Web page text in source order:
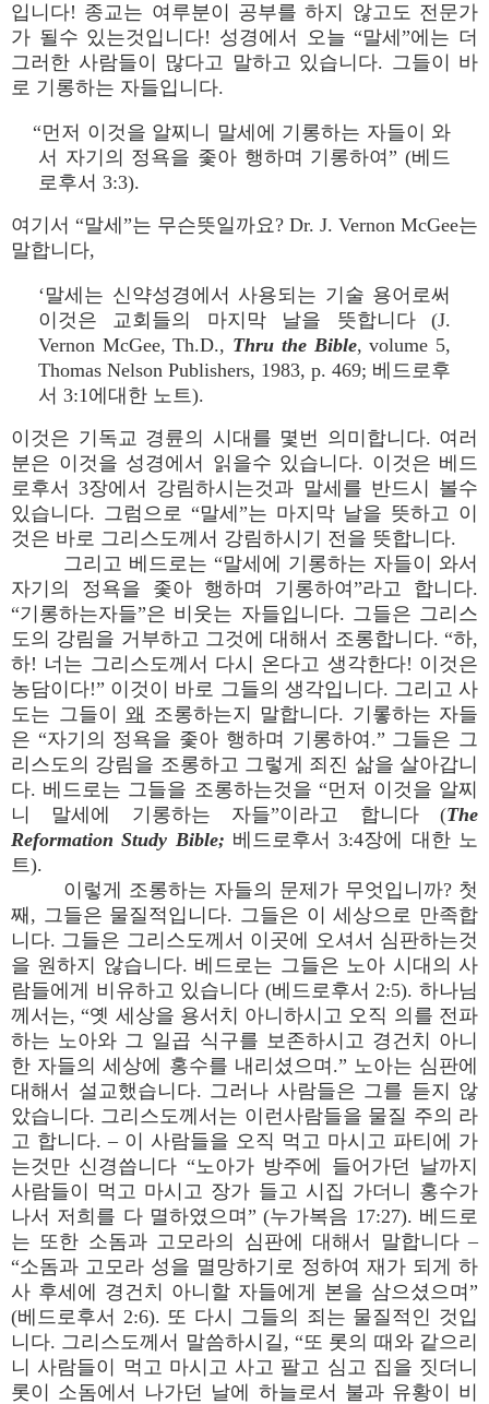
입니다! 종교는 여루분이 공부를 하지 않고도 전문가
가 될수 있는것입니다! 성경에서 오늘 “말세”에는 더
그러한 사람들이 많다고 말하고 있습니다. 그들이 바
로 기롱하는 자들입니다.
“먼저 이것을 알찌니 말세에 기롱하는 자들이 와
서 자기의 정욕을 좇아 행하며 기롱하여” (베드
로후서 3:3).
여기서 “말세”는 무슨뜻일까요? Dr. J. Vernon McGee는
말합니다,
‘말세는 신약성경에서 사용되는 기술 용어로써
이것은 교회들의 마지막 날을 뜻합니다 (J.
Vernon McGee, Th.D., Thru the Bible, volume 5,
Thomas Nelson Publishers, 1983, p. 469; 베드로후
서 3:1에대한 노트).
이것은 기독교 경륜의 시대를 몇번 의미합니다. 여러
분은 이것을 성경에서 읽을수 있습니다. 이것은 베드
로후서 3장에서 강림하시는것과 말세를 반드시 볼수
있습니다. 그럼으로 “말세”는 마지막 날을 뜻하고 이
것은 바로 그리스도께서 강림하시기 전을 뜻합니다.
그리고 베드로는 “말세에 기롱하는 자들이 와서
자기의 정욕을 좇아 행하며 기롱하여”라고 합니다.
“기롱하는자들”은 비웃는 자들입니다. 그들은 그리스
도의 강림을 거부하고 그것에 대해서 조롱합니다. “하,
하! 너는 그리스도께서 다시 온다고 생각한다! 이것은
농담이다!” 이것이 바로 그들의 생각입니다. 그리고 사
도는 그들이 왜
조롱하는지 말합니다. 기롷하는 자들
은 “자기의 정욕을 좇아 행하며 기롱하여.” 그들은 그
리스도의 강림을 조롱하고 그렇게 죄진 삶을 살아갑니
다. 베드로는 그들을 조롱하는것을 “먼저 이것을 알찌
니 말세에 기롱하는 자들”이라고 합니다 (The
Reformation Study Bible; 베드로후서 3:4장에 대한 노
트).
이렇게 조롱하는 자들의 문제가 무엇입니까? 첫
째, 그들은 물질적입니다. 그들은 이 세상으로 만족합
니다. 그들은 그리스도께서 이곳에 오셔서 심판하는것
을 원하지 않습니다. 베드로는 그들은 노아 시대의 사
람들에게 비유하고 있습니다 (베드로후서 2:5). 하나님
께서는, “옛 세상을 용서치 아니하시고 오직 의를 전파
하는 노아와 그 일곱 식구를 보존하시고 경건치 아니
한 자들의 세상에 홍수를 내리셨으며.” 노아는 심판에
대해서 설교했습니다. 그러나 사람들은 그를 듣지 않
았습니다. 그리스도께서는 이런사람들을 물질 주의 라
고 합니다. – 이 사람들을 오직 먹고 마시고 파티에 가
는것만 신경씁니다 “노아가 방주에 들어가던 날까지
사람들이 먹고 마시고 장가 들고 시집 가더니 홍수가
나서 저희를 다 멸하였으며” (누가복음 17:27). 베드로
는 또한 소돔과 고모라의 심판에 대해서 말합니다 –
“소돔과 고모라 성을 멸망하기로 정하여 재가 되게 하
사 후세에 경건치 아니할 자들에게 본을 삼으셨으며”
(베드로후서 2:6). 또 다시 그들의 죄는 물질적인 것입
니다. 그리스도께서 말씀하시길, “또 롯의 때와 같으리
니 사람들이 먹고 마시고 사고 팔고 심고 집을 짓더니
롯이 소돔에서 나가던 날에 하늘로서 불과 유황이 비